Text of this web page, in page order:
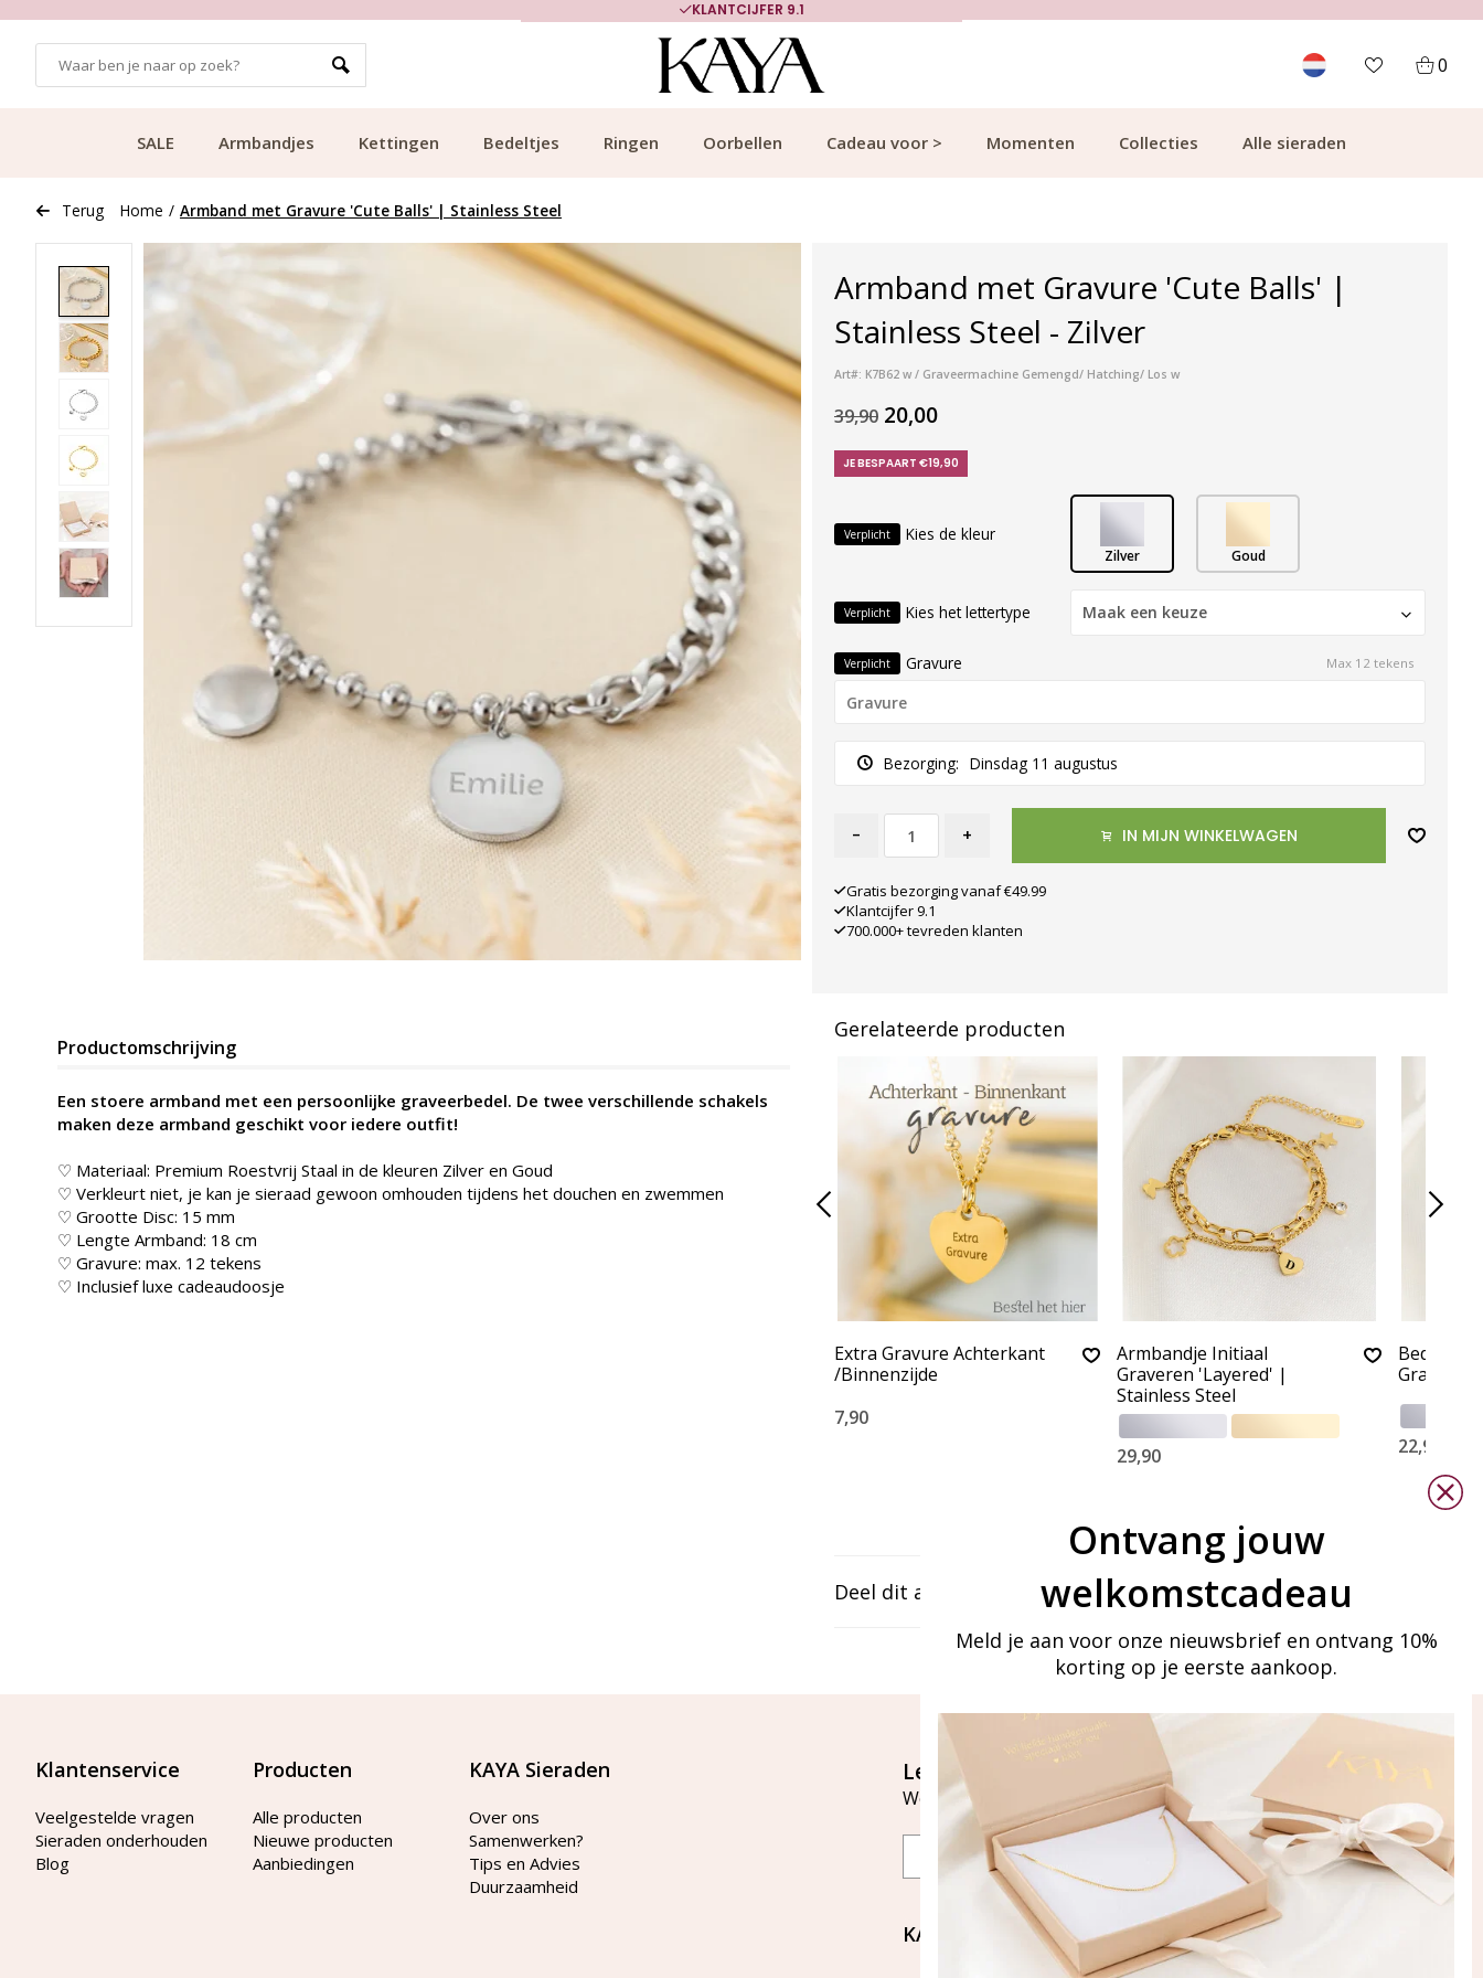
KLANTCIJFER 9.1
0
SALE Armbandjes Kettingen Bedeltjes Ringen Oorbellen Cadeau voor > Momenten Collecties Alle sieraden
Terug Home / Armband met Gravure 'Cute Balls' | Stainless Steel
Armband met Gravure 'Cute Balls' |
Stainless Steel - Zilver
Art#: K7B62 w / Graveermachine Gemengd/ Hatching/ Los w
39,90 20,00
JE BESPAART €19,90
Verplicht Kies de kleur
Zilver Goud
Verplicht Kies het lettertype Maak een keuze
Verplicht Gravure Max 12 tekens
Bezorging: Dinsdag 11 augustus
- + IN MIJN WINKELWAGEN
Gratis bezorging vanaf €49.99
Klantcijfer 9.1
700.000+ tevreden klanten
Productomschrijving
Een stoere armband met een persoonlijke graveerbedel. De twee verschillende schakels
maken deze armband geschikt voor iedere outfit!
♡ Materiaal: Premium Roestvrij Staal in de kleuren Zilver en Goud
♡ Verkleurt niet, je kan je sieraad gewoon omhouden tijdens het douchen en zwemmen
♡ Grootte Disc: 15 mm
♡ Lengte Armband: 18 cm
♡ Gravure: max. 12 tekens
♡ Inclusief luxe cadeaudoosje
Gerelateerde producten
Extra Gravure Achterkant
/Binnenzijde
7,90
Armbandje Initiaal
Graveren 'Layered' |
Stainless Steel
29,90
Gravure |
22,90
Deel dit artikel
Klantenservice
Veelgestelde vragen
Sieraden onderhouden
Blog
Producten
Alle producten
Nieuwe producten
Aanbiedingen
KAYA Sieraden
Over ons
Samenwerken?
Tips en Advies
Duurzaamheid
Let's stay in touch
Word lid van onze mailinglijst
KAYA Sieraden
Ontvang jouw
welkomstcadeau
Meld je aan voor onze nieuwsbrief en ontvang 10%
korting op je eerste aankoop.